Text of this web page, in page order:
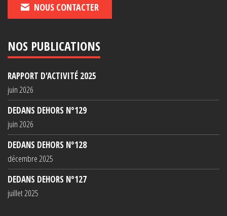
NOUS CONTACTER
NOS PUBLICATIONS
RAPPORT D'ACTIVITÉ 2025
juin 2026
DEDANS DEHORS N°129
juin 2026
DEDANS DEHORS N°128
décembre 2025
DEDANS DEHORS N°127
juillet 2025